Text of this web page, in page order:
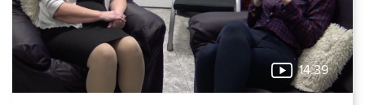
14:39